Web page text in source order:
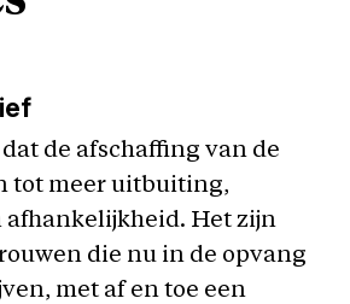
de afschaffing van de
tot meer uitbuiting,
afhankelijkheid. Het zijn
die nu in de opvang
met af en toe een